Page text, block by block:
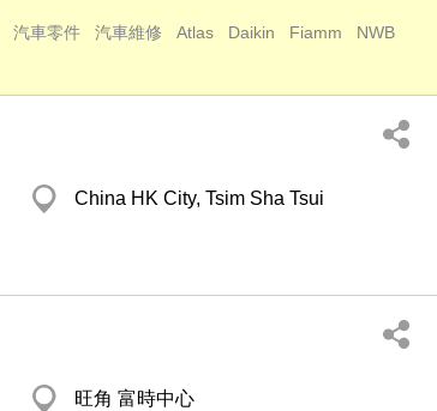
汽車零件 汽車維修 Atlas Daikin Fiamm
NWB
China HK City, Tsim Sha Tsui
旺角 富時中心